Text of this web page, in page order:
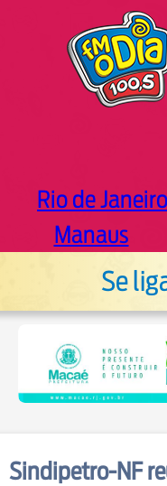
Rio de Janeiro
Manaus
Se
Sindipetro-NF